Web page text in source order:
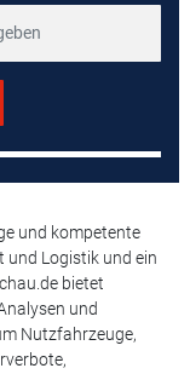
und kompetente
Logistik und ein
bietet
und
Nutzfahrzeuge,